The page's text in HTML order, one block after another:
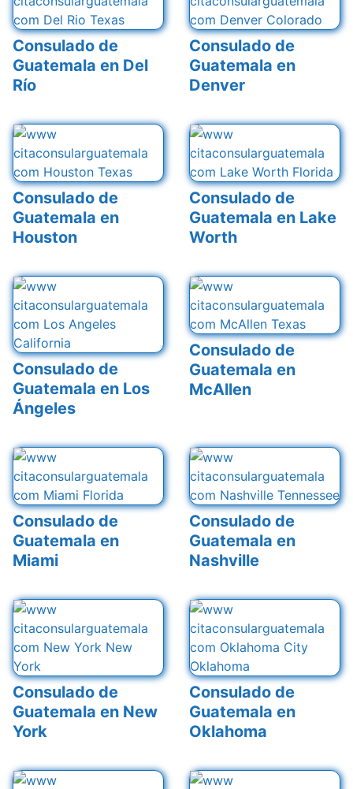
Consulado de
Guatemala en Del
Río
Consulado de
Guatemala en
Denver
Consulado de
Guatemala en
Houston
Consulado de
Guatemala en Lake
Worth
Consulado de
Guatemala en Los
Ángeles
Consulado de
Guatemala en
McAllen
Consulado de
Guatemala en
Miami
Consulado de
Guatemala en
Nashville
Consulado de
Guatemala en New
York
Consulado de
Guatemala en
Oklahoma